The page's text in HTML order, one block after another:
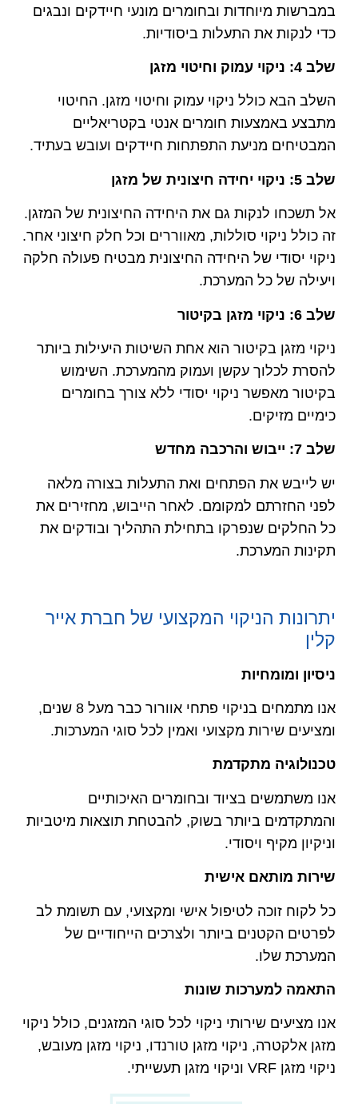
במברשות מיוחדות ובחומרים מונעי חיידקים ונבגים
כדי לנקות את התעלות ביסודיות.
שלב 4: ניקוי עמוק וחיטוי מזגן
השלב הבא כולל ניקוי עמוק וחיטוי מזגן. החיטוי
מתבצע באמצעות חומרים אנטי בקטריאליים
המבטיחים מניעת התפתחות חיידקים ועובש בעתיד.
שלב 5: ניקוי יחידה חיצונית של מזגן
אל תשכחו לנקות גם את היחידה החיצונית של המזגן.
זה כולל ניקוי סוללות, מאווררים וכל חלק חיצוני אחר.
ניקוי יסודי של היחידה החיצונית מבטיח פעולה חלקה
ויעילה של כל המערכת.
שלב 6: ניקוי מזגן בקיטור
ניקוי מזגן בקיטור הוא אחת השיטות היעילות ביותר
להסרת לכלוך עקשן ועמוק מהמערכת. השימוש
בקיטור מאפשר ניקוי יסודי ללא צורך בחומרים
כימיים מזיקים.
שלב 7: ייבוש והרכבה מחדש
יש לייבש את הפתחים ואת התעלות בצורה מלאה
לפני החזרתם למקומם. לאחר הייבוש, מחזירים את
כל החלקים שנפרקו בתחילת התהליך ובודקים את
תקינות המערכת.
יתרונות הניקוי המקצועי של חברת אייר
קלין
ניסיון ומומחיות
אנו מתמחים בניקוי פתחי אוורור כבר מעל 8 שנים,
ומציעים שירות מקצועי ואמין לכל סוגי המערכות.
טכנולוגיה מתקדמת
אנו משתמשים בציוד ובחומרים האיכותיים
והמתקדמים ביותר בשוק, להבטחת תוצאות מיטביות
וניקיון מקיף ויסודי.
שירות מותאם אישית
כל לקוח זוכה לטיפול אישי ומקצועי, עם תשומת לב
לפרטים הקטנים ביותר ולצרכים הייחודיים של
המערכת שלו.
התאמה למערכות שונות
אנו מציעים שירותי ניקוי לכל סוגי המזגנים, כולל ניקוי
מזגן אלקטרה, ניקוי מזגן טורנדו, ניקוי מזגן מעובש,
ניקוי מזגן VRF וניקוי מזגן תעשייתי.